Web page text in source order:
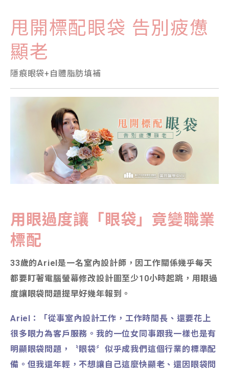
甩開標配眼袋 告別疲憊
顯老
隱痕眼袋+自體脂肪填補
用眼過度讓「眼袋」竟變職業
標配
33歲的Ariel是一名室內設計師，因工作關係幾乎每天
都要盯著電腦螢幕修改設計圖至少10小時起跳，用眼過
度讓眼袋問題提早好幾年報到。
Ariel：「從事室內設計工作，工作時間長、還要花上
很多眼力為客戶服務。我的一位女同事跟我一樣也是有
明顯眼袋問題，〝眼袋〞似乎成我們這個行業的標準配
備。但我還年輕，不想讓自己這麼快顯老、還因眼袋問